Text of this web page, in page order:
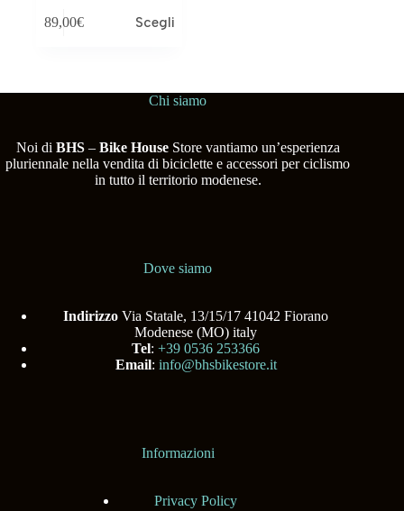
89,00€ Scegli
Chi siamo
Noi di BHS– Bike HouseStore vantiamo un’esperienza
pluriennale nella vendita di biciclette e accessori per ciclismo
in tutto il territorio modenese.
Dove siamo
Indirizzo Via Statale, 13/15/17 41042 Fiorano
Modenese (MO) italy
Tel:+39 0536 253366
Email: info@bhsbikestore.it
Informazioni
Privacy Policy